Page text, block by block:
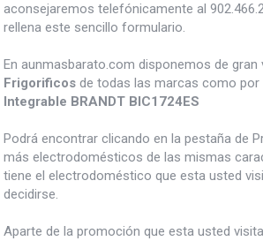
aconsejaremos telefónicamente al
rellena este sencillo formulario.
En aunmasbarato.com disponemos de gran
Frigorificos de todas las marcas como por
Integrable BRANDT BIC1724ES
Podrá encontrar clicando en la pestaña de
más electrodomésticos de las mismas
tiene el electrodoméstico que esta usted
decidirse.
Aparte de la promoción que esta usted